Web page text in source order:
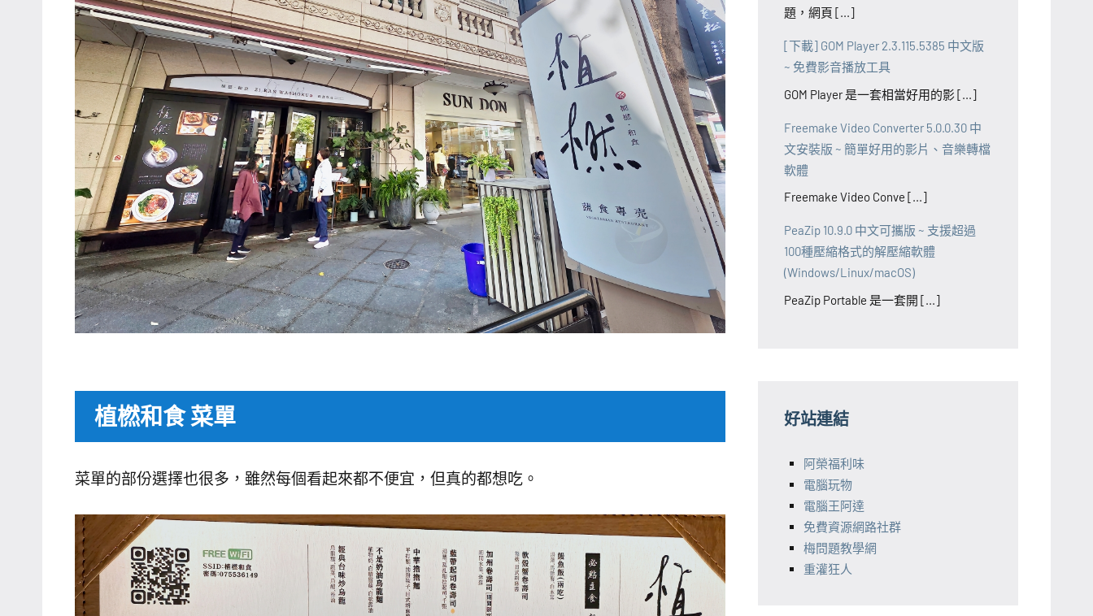
植橪和食 菜單
菜單的部份選擇也很多，雖然每個看起來都不便宜，但真的都想吃。
題，網頁 [...]
[下載] GOM Player 2.3.115.5385 中文版
~ 免費影音播放工具
GOM Player 是一套相當好用的影 [...]
Freemake Video Converter 5.0.0.30 中
文安裝版 ~ 簡單好用的影片、音樂轉檔
軟體
Freemake Video Conve [...]
PeaZip 10.9.0 中文可攜版 ~ 支援超過
100種壓縮格式的解壓縮軟體
(Windows/Linux/macOS)
PeaZip Portable 是一套開 [...]
好站連結
阿榮福利味
電腦玩物
電腦王阿達
免費資源網路社群
梅問題教學網
重灌狂人